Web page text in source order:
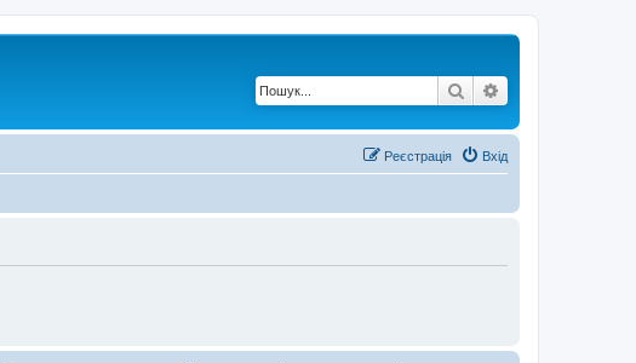
Пошук
Вхід
Реєстрація